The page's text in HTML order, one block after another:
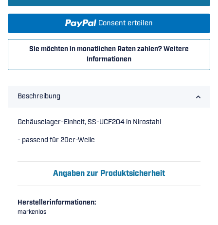
Consent erteilen
Sie möchten in monatlichen Raten zahlen?Weitere
Informationen
Beschreibung
Gehäuselager-Einheit, SS-UCF204 in Nirostahl
- passend für 20er-Welle
Angaben zur Produktsicherheit
Herstellerinformationen:
markenlos